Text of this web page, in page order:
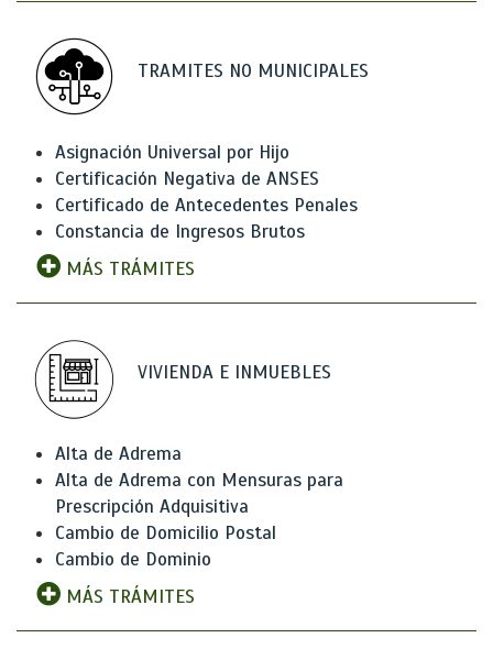
TRAMITES NO MUNICIPALES
Asignación Universal por Hijo
Certificación Negativa de ANSES
Certificado de Antecedentes Penales
Constancia de Ingresos Brutos
MÁS TRÁMITES
VIVIENDA E INMUEBLES
Alta de Adrema
Alta de Adrema con Mensuras para
Prescripción Adquisitiva
Cambio de Domicilio Postal
Cambio de Dominio
MÁS TRÁMITES